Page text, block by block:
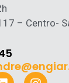
– Centro-